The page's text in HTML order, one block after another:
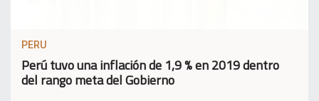
PERU
Perú tuvo una inflación de 1,9 % en 2019 dentro
del rango meta del Gobierno